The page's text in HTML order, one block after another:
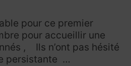
pour ce premier
pour accueillir une
, Ils n’ont pas hésité
persistante …